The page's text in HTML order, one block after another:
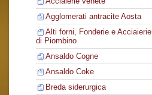
Agglomerati antracite Aosta
Alti forni, Fonderie e Acciaierie
di Piombino
Ansaldo Cogne
Ansaldo Coke
Breda siderurgica